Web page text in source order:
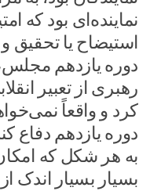
نماینده‌ای بود که
استیضاح یا
دوره یازدهم
رهبری از تعبیر
کرد و واقعاً
دوره یازدهم دفاع
به هر شکل که
بسیار بسیار اندک